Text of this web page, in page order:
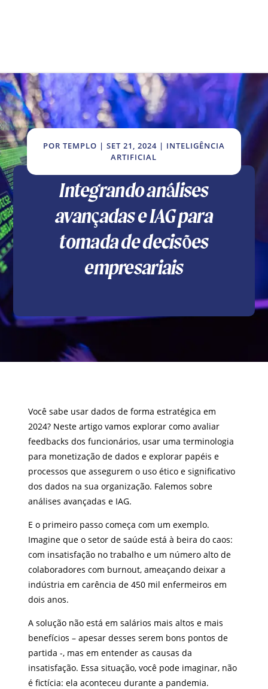
POR TEMPLO | SET 21, 2024| INTELIGÊNCIA
ARTIFICIAL
Integrando análises
avançadas e IAG para
tomada de decisões
empresariais
Você sabe usar dados de forma estratégica em
2024? Neste artigo vamos explorar como avaliar
feedbacks dos funcionários, usar uma terminologia
para monetização de dados e explorar papéis e
processos que assegurem o uso ético e significativo
dos dados na sua organização. Falemos sobre
análises avançadas e IAG.
E o primeiro passo começa com um exemplo.
Imagine que o setor de saúde está à beira do caos:
com insatisfação no trabalho e um número alto de
colaboradores com burnout, ameaçando deixar a
indústria em carência de 450 mil enfermeiros em
dois anos.
A solução não está em salários mais altos e mais
benefícios – apesar desses serem bons pontos de
partida -, mas em entender as causas da
insatisfação. Essa situação, você pode imaginar, não
é fictícia: ela aconteceu durante a pandemia.